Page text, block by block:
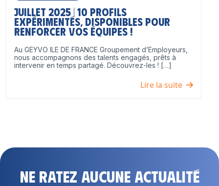
Juillet 2025 | 10 profils
expérimentés, disponibles pour
renforcer vos équipes !
Au GEYVO ILE DE FRANCE Groupement d’Employeurs,
nous accompagnons des talents engagés, prêts à
intervenir en temps partagé. Découvrez-les ! […]
Lire la suite
Ne ratez aucune actualité